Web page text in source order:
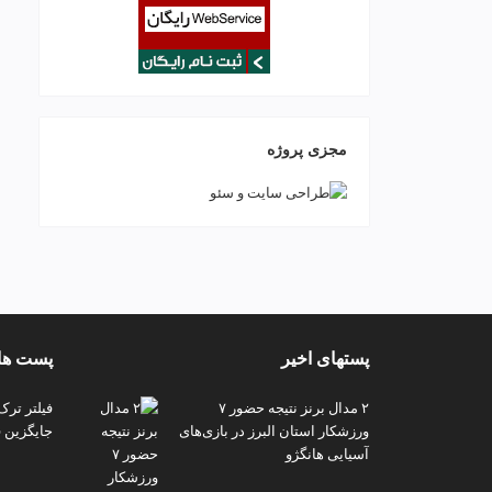
مجزی پروژه
پست
فیلتر
جایگزین
پستهای اخیر
۲ مدال برنز نتیجه حضور ۷
ورزشکار استان البرز در بازی‌های
آسیایی هانگژو